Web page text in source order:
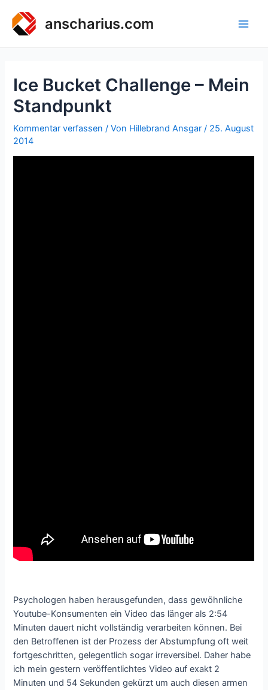
Inhalt
springen
anscharius.com
Ice Bucket Challenge – Mein
Standpunkt
Kommentar verfassen / Von Hillebrand Ansgar / 25. August
2014
Psychologen haben herausgefunden, dass gewöhnliche
Youtube-Konsumenten ein Video das länger als 2:54
Minuten dauert nicht vollständig verarbeiten können. Bei
den Betroffenen ist der Prozess der Abstumpfung oft weit
fortgeschritten, gelegentlich sogar irreversibel. Daher habe
ich mein gestern veröffentlichtes Video auf exakt 2
Minuten und 54 Sekunden gekürzt um auch diesen armen